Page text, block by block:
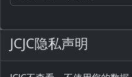
JCJC隐私声明